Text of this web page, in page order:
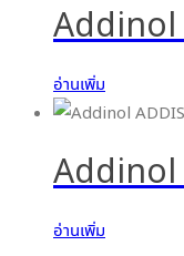
Addinol
อ่านเพิ่ม
Addinol
อ่านเพิ่ม